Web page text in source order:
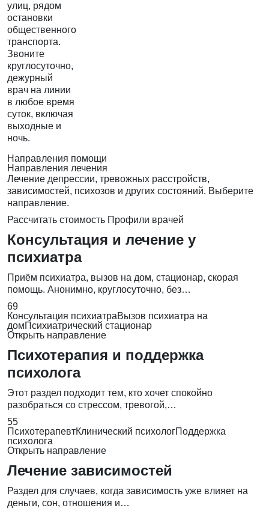
улиц, рядом
остановки
общественного
транспорта.
Звоните
круглосуточно,
дежурный
врач на линии
в любое время
суток, включая
выходные и
ночь.
Направления помощи
Направления лечения
Лечение депрессии, тревожных расстройств,
зависимостей, психозов и других состояний. Выберите
направление.
Рассчитать стоимость Профили врачей
Консультация и лечение у
психиатра
Приём психиатра, вызов на дом, стационар, скорая
помощь. Анонимно, круглосуточно, без…
69
Консультация психиатраВызов психиатра на
домПсихиатрический стационар
Открыть направление
Психотерапия и поддержка
психолога
Этот раздел подходит тем, кто хочет спокойно
разобраться со стрессом, тревогой,…
55
ПсихотерапевтКлинический психологПоддержка
психолога
Открыть направление
Лечение зависимостей
Раздел для случаев, когда зависимость уже влияет на
деньги, сон, отношения и…